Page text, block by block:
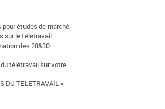
études de marché
sur le télétravail
des 28&30
télétravail sur votre
DU TELETRAVAIL »